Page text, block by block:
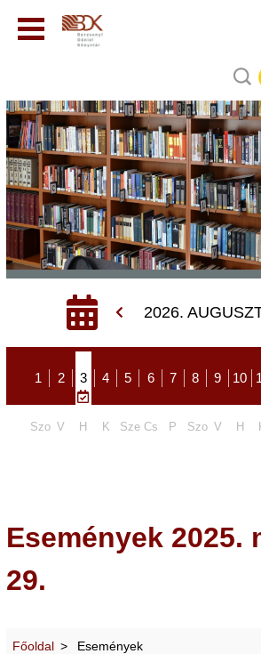
2026.
1 2 3 4 5 6 7 8 9 10
Szo V H K Sze Cs P Szo V H
Események 2025.
29.
Főoldal Események